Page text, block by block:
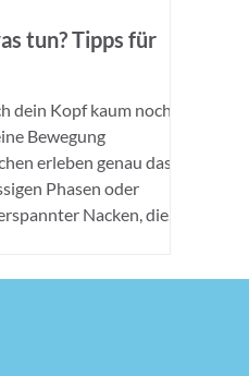
tun? Tipps für
dein Kopf kaum noch
Bewegung
erleben genau das
Phasen oder
Nacken, die